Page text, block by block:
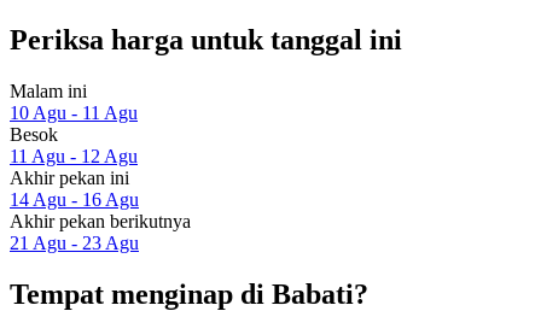
Periksa harga untuk tanggal ini
Malam ini
10 Agu - 11 Agu
Besok
11 Agu - 12 Agu
Akhir pekan ini
14 Agu - 16 Agu
Akhir pekan berikutnya
21 Agu - 23 Agu
Tempat menginap di Babati?